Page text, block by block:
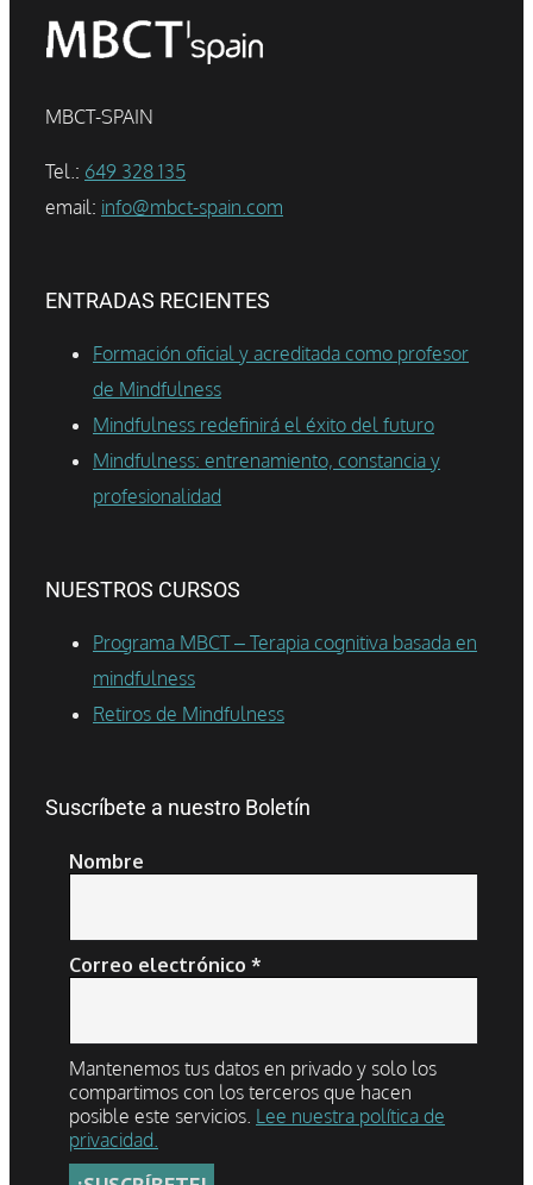
MBCT-SPAIN
Tel.: 649 328 135
email: info@mbct-spain.com
ENTRADAS RECIENTES
Formación oficial y acreditada como profesor
de Mindfulness
Mindfulness redefinirá el éxito del futuro
Mindfulness: entrenamiento, constancia y
profesionalidad
NUESTROS CURSOS
Programa MBCT – Terapia cognitiva basada en
mindfulness
Retiros de Mindfulness
Suscríbete a nuestro Boletín
Nombre
Correo electrónico *
Mantenemos tus datos en privado y solo los
compartimos con los terceros que hacen
posible este servicios. Lee nuestra política de
privacidad.